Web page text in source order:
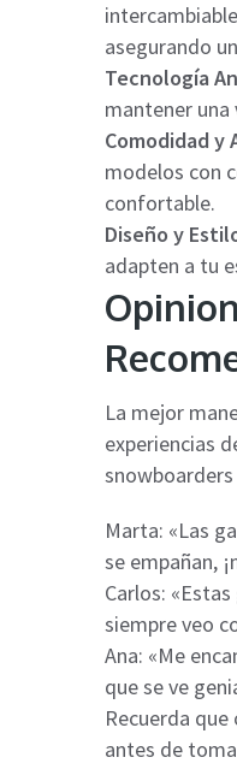
asegurando
Tecnología
mantener
Comodidad y
modelos con
confortable.
Diseño y
adapten a tu
La mejor
experiencias
Marta: «Las
se empañan,
Carlos:
siempre veo
Ana: «Me
que se ve
Recuerda
antes de